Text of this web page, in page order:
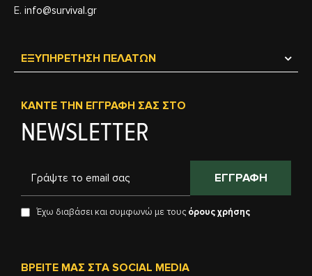
Ε. info@survival.gr
ΕΞΥΠΗΡΈΤΗΣΗ ΠΕΛΑΤΏΝ
ΚΆΝΤΕ ΤΗΝ ΕΓΓΡΑΦΉ ΣΑΣ ΣΤΟ
NEWSLETTER
ΕΓΓΡΑΦΉ
Έχω διαβάσει και συμφωνώ με τους όρους χρήσης
ΒΡΕΊΤΕ ΜΑΣ ΣΤΑ SOCIAL MEDIA